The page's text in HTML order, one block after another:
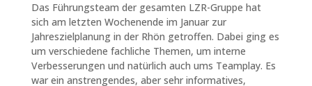
Das Führungsteam der gesamten LZR-Gruppe hat
sich am letzten Wochenende im Januar zur
Jahreszielplanung in der Rhön getroffen. Dabei ging es
um verschiedene fachliche Themen, um interne
Verbesserungen und natürlich auch ums Teamplay. Es
war ein anstrengendes, aber sehr informatives,